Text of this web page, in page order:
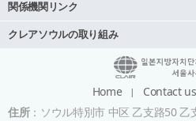
関係機関リンク
クレアソウルの取り組み
Home Contact us
住所：ソウル特別市 中区 乙支路50 乙